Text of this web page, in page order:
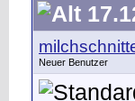
Neuer Benutzer